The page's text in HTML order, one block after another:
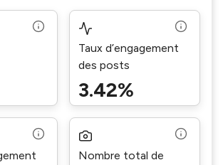
Taux d’engagement
des posts
3.42%
Nombre total de